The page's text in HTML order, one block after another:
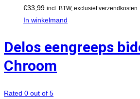
€33,99 incl. BTW, exclusief verzendkosten
In winkelmand
Delos eengreeps
Chroom
Rated 0 out of 5